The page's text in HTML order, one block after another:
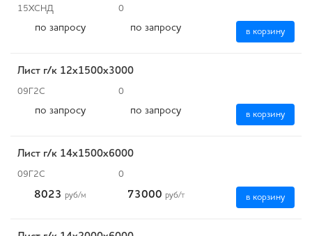
15ХСНД 0
по запросу по запросу в корзину
Лист г/к 12x1500х3000
09Г2С 0
по запросу по запросу в корзину
Лист г/к 14х1500х6000
09Г2С 0
8023 руб/м 73000 руб/т в корзину